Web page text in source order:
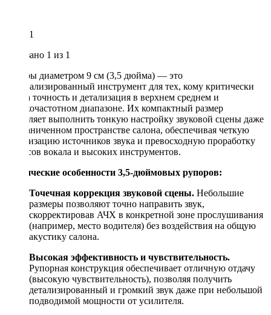
1
Показано 1 из 1
Рупоры диаметром 9 см (3,5 дюйма) — это
специализированный инструмент для тех, кому критически
важна точность и детализация в верхнем среднем и
высокочастотном диапазоне. Их компактный размер
позволяет выполнить тонкую настройку звуковой сцены даже
в ограниченном пространстве салона, обеспечивая четкую
локализацию источников звука и превосходную проработку
нюансов вокала и высоких инструментов.
Технические особенности 3,5-дюймовых рупоров:
Точечная коррекция звуковой сцены. Небольшие
размеры позволяют точно направить звук,
скорректировав АЧХ в конкретной зоне прослушивания
(например, место водителя) без воздействия на общую
акустику салона.
Высокая эффективность и чувствительность.
Рупорная конструкция обеспечивает отличную отдачу
(высокую чувствительность), позволяя получить
детализированный и громкий звук даже при небольшой
подводимой мощности от усилителя.